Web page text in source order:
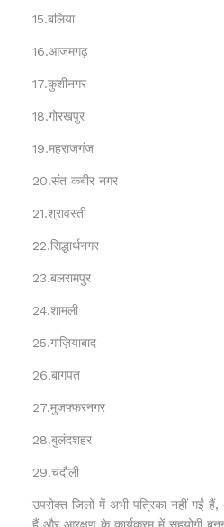
15.बलिया
16.आजमगढ़
17.कुशीनगर
18.गोरखपुर
19.महराजगंज
20.संत कबीर नगर
21.श्रावस्ती
22.सिद्धार्थनगर
23.बलरामपुर
24.शामली
25.गाज़ियाबाद
26.बागपत
27.मुजफ्फरनगर
28.बुलंदशहर
29.चंदौली
उपरोक्त जिलों में अभी पत्रिका नहीं गईं